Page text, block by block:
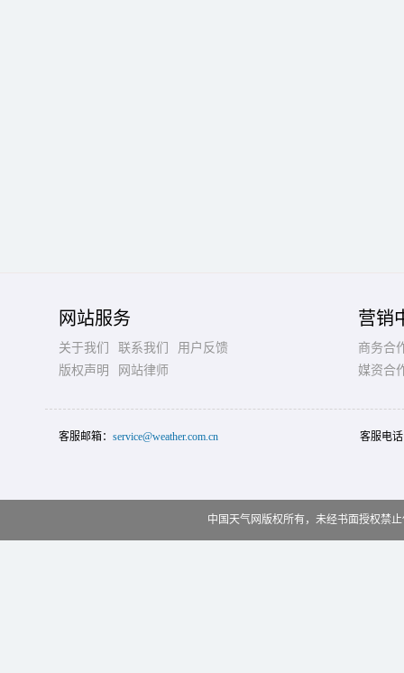
网站服务
关于我们 联系我们
用户反馈
版权声明
网站律师
营销
商务合
媒资合
客服邮箱： service@weather.com.cn 客服电
中国天气网版权所有，未经书面授权